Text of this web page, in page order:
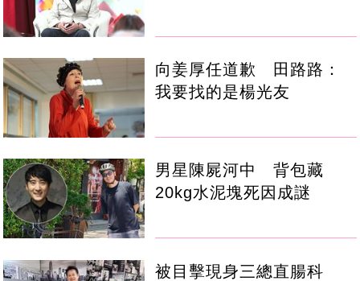
向姜厚任道歉 田路路：
我要找的是楊光友
男星陳屍河中 背包藏
20kg水泥塊死因成謎
被目擊現身三總直腸科